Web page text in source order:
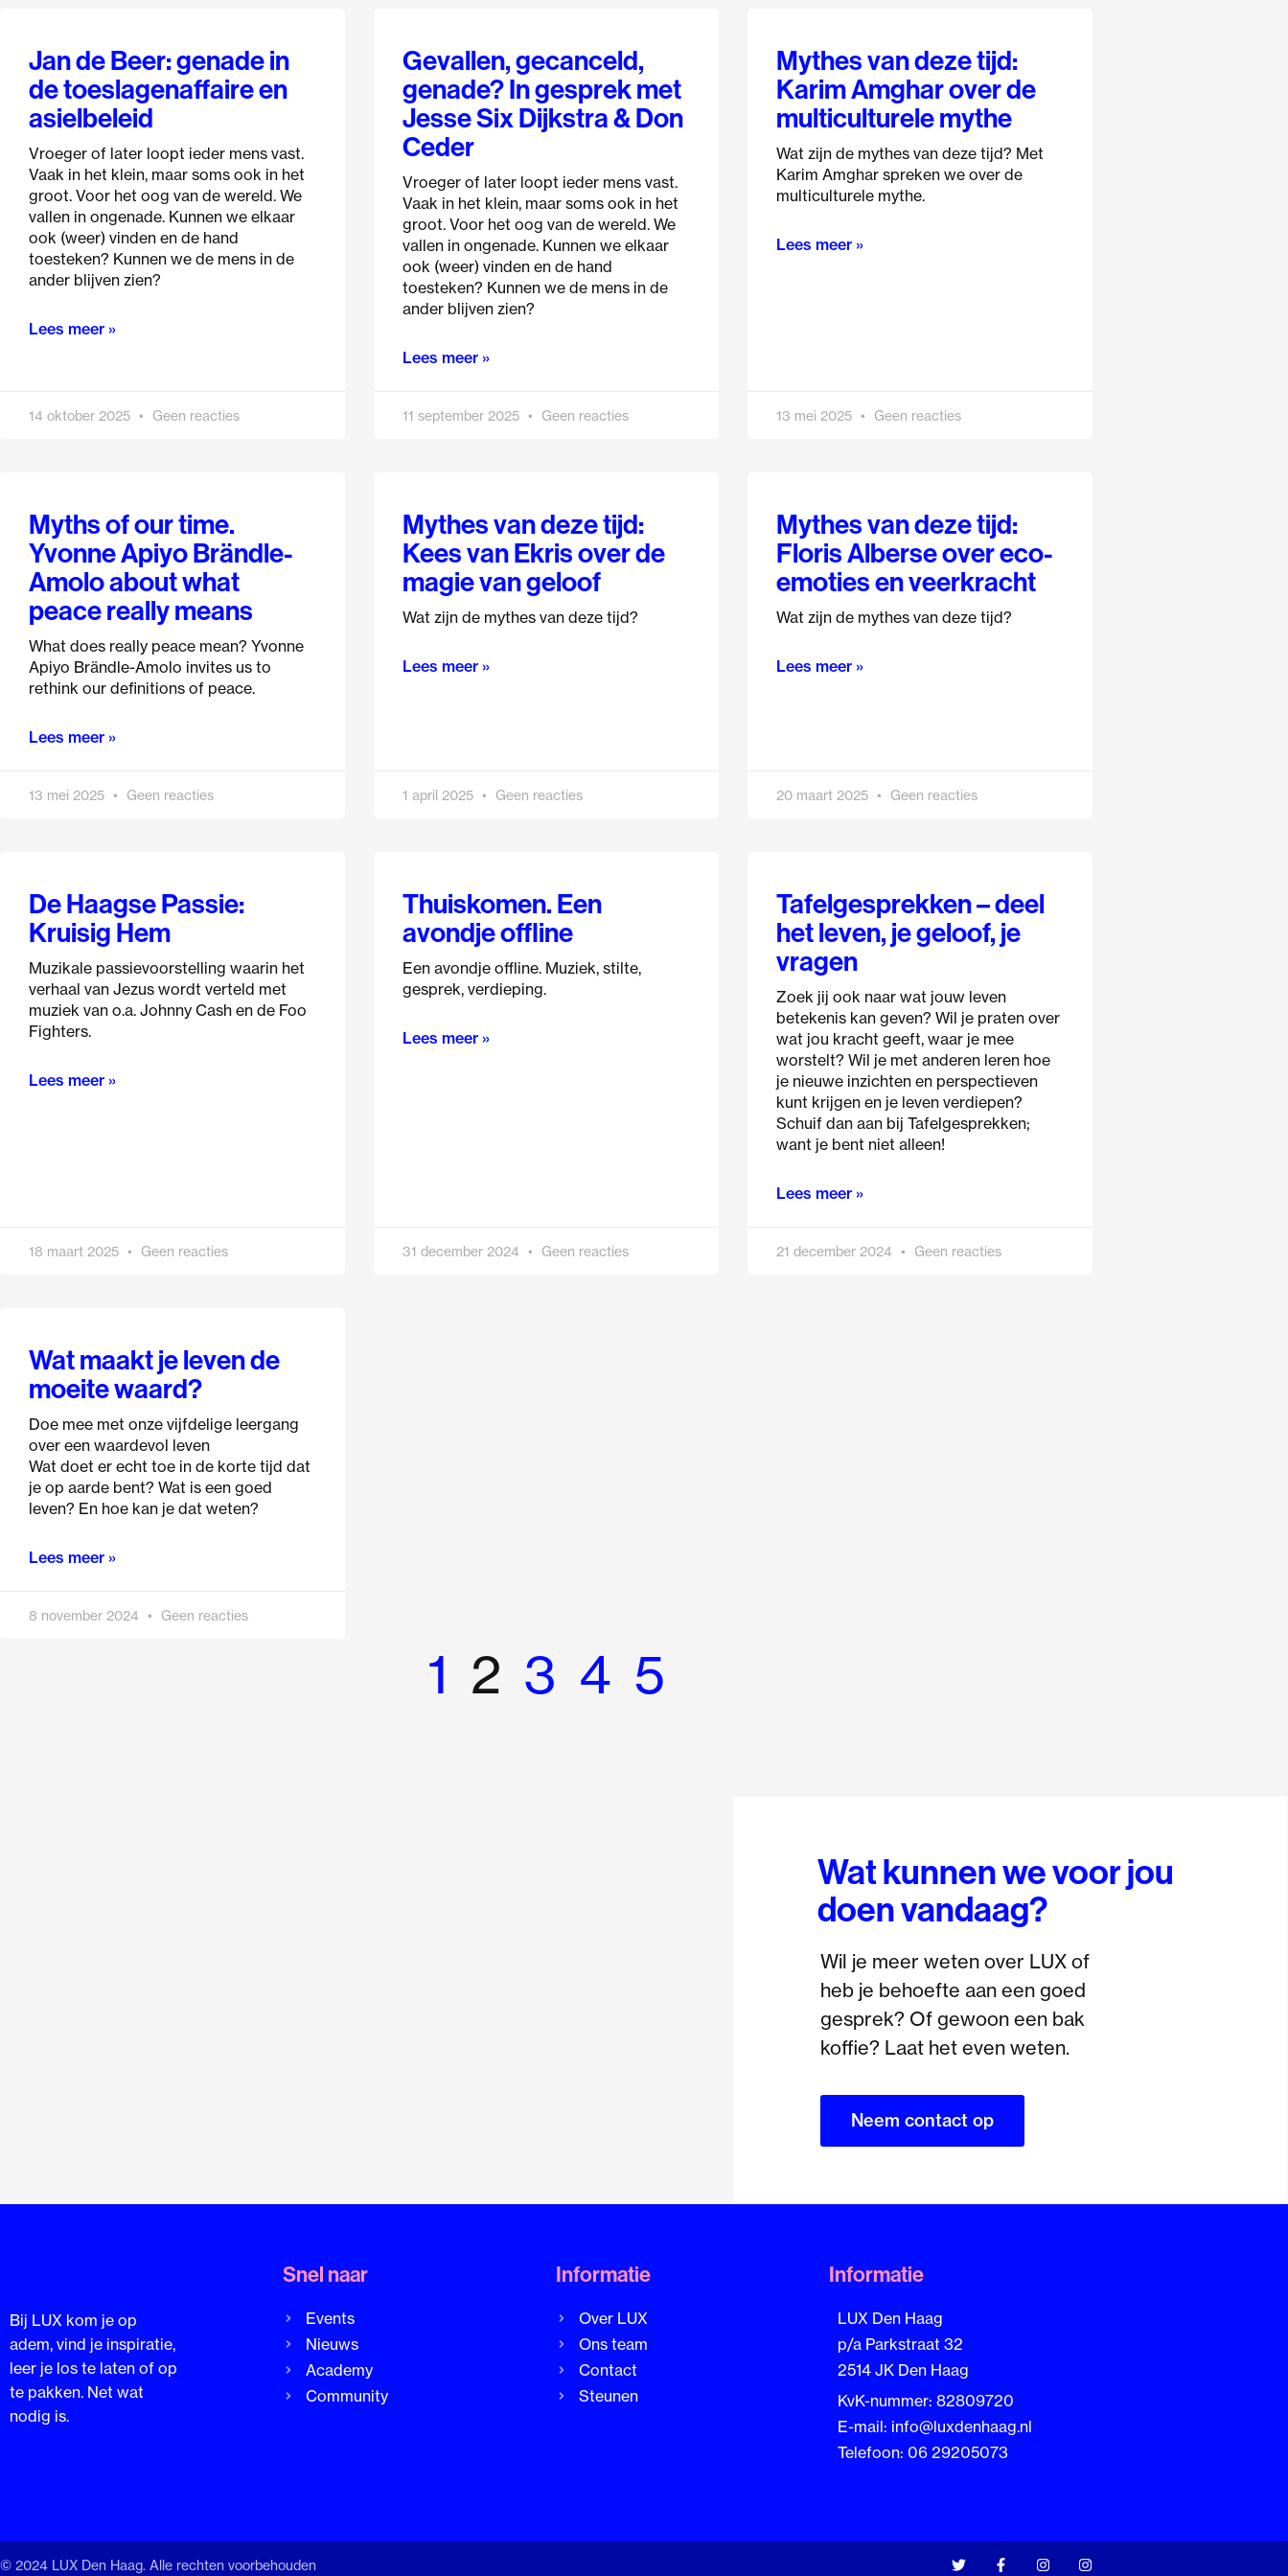
Jan de Beer: genade in
de toeslagenaffaire en
asielbeleid
Vroeger of later loopt ieder mens vast.
Vaak in het klein, maar soms ook in het
groot. Voor het oog van de wereld. We
vallen in ongenade. Kunnen we elkaar
ook (weer) vinden en de hand
toesteken? Kunnen we de mens in de
ander blijven zien?
Lees meer »
14 oktober 2025 Geen reacties
Gevallen, gecanceld,
genade? In gesprek met
Jesse Six Dijkstra & Don
Ceder
Vroeger of later loopt ieder mens vast.
Vaak in het klein, maar soms ook in het
groot. Voor het oog van de wereld. We
vallen in ongenade. Kunnen we elkaar
ook (weer) vinden en de hand
toesteken? Kunnen we de mens in de
ander blijven zien?
Lees meer »
11 september 2025 Geen reacties
Mythes van deze tijd:
Karim Amghar over de
multiculturele mythe
Wat zijn de mythes van deze tijd? Met
Karim Amghar spreken we over de
multiculturele mythe.
Lees meer »
13 mei 2025 Geen reacties
Myths of our time.
Yvonne Apiyo Brändle-
Amolo about what
peace really means
What does really peace mean? Yvonne
Apiyo Brändle-Amolo invites us to
rethink our definitions of peace.
Lees meer »
13 mei 2025 Geen reacties
Mythes van deze tijd:
Kees van Ekris over de
magie van geloof
Wat zijn de mythes van deze tijd?
Lees meer »
1 april 2025 Geen reacties
Mythes van deze tijd:
Floris Alberse over eco-
emoties en veerkracht
Wat zijn de mythes van deze tijd?
Lees meer »
20 maart 2025 Geen reacties
De Haagse Passie:
Kruisig Hem
Muzikale passievoorstelling waarin het
verhaal van Jezus wordt verteld met
muziek van o.a. Johnny Cash en de Foo
Fighters.
Lees meer »
18 maart 2025 Geen reacties
Thuiskomen. Een
avondje offline
Een avondje offline. Muziek, stilte,
gesprek, verdieping.
Lees meer »
31 december 2024 Geen reacties
Tafelgesprekken – deel
het leven, je geloof, je
vragen
Zoek jij ook naar wat jouw leven
betekenis kan geven? Wil je praten over
wat jou kracht geeft, waar je mee
worstelt? Wil je met anderen leren hoe
je nieuwe inzichten en perspectieven
kunt krijgen en je leven verdiepen?
Schuif dan aan bij Tafelgesprekken;
want je bent niet alleen!
Lees meer »
21 december 2024 Geen reacties
Wat maakt je leven de
moeite waard?
Doe mee met onze vijfdelige leergang
over een waardevol leven
Wat doet er echt toe in de korte tijd dat
je op aarde bent? Wat is een goed
leven? En hoe kan je dat weten?
Lees meer »
8 november 2024 Geen reacties
Pagina
1
Pagina
2
Pagina
3
Pagina
4
Pagina
5
Wat kunnen we voor jou
doen vandaag?
Wil je meer weten over LUX of
heb je behoefte aan een goed
gesprek? Of gewoon een bak
koffie? Laat het even weten.
Neem contact op
Bij LUX kom je op
adem, vind je inspiratie,
leer je los te laten of op
te pakken. Net wat
nodig is.
Snel naar
Events
Nieuws
Academy
Community
Informatie
Over LUX
Ons team
Contact
Steunen
Informatie
LUX Den Haag
p/a Parkstraat 32
2514 JK Den Haag
KvK-nummer: 82809720
E-mail: info@luxdenhaag.nl
Telefoon: 06 29205073
© 2024 LUX Den Haag. Alle rechten voorbehouden T
w
F
a
I
n
I
n